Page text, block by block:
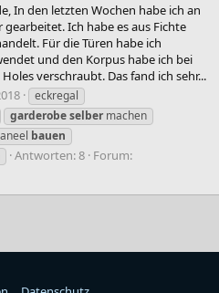
In den letzten Wochen habe ich an
Ich habe es aus Fichte
Für die Türen habe ich
und den Korpus habe ich bei
verschraubt. Das fand ich sehr...
eckregal
garderobeselber machen
bauen
Antworten: 8 Forum: